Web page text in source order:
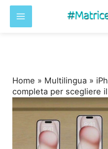
Home » Multilingua »
completa per scegliere